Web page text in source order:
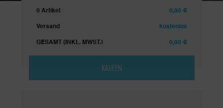
0 Artikel 0,00 €
Versand kostenlos
GESAMT (INKL. MWST.) 0,00 €
KAUFEN